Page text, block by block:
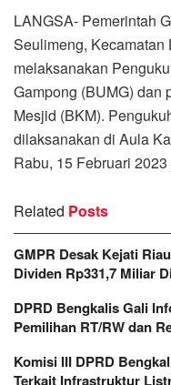
LANGSA- Pemerintah
Seulimeng, Kecamatan
melaksanakan
Gampong (BUMG) dan
Mesjid (BKM).
dilaksanakan di Aula
Rabu, 15 Februari
Related Posts
GMPR Desak Kejati
Dividen Rp331,7 Miliar
DPRD Bengkalis Gali
Pemilihan RT/RW dan
Komisi III DPRD
Terkait Infrastruktur